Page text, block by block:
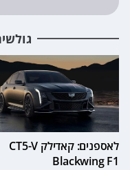
לאספנים: קאדילק CT5-V
Blackwing F1